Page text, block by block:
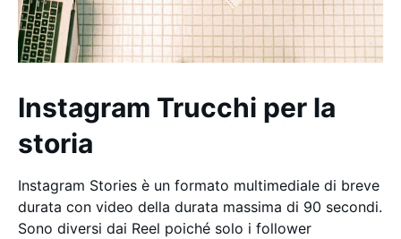
Instagram Trucchi per la
storia
Instagram Stories è un formato multimediale di breve
durata con video della durata massima di 90 secondi.
Sono diversi dai Reel poiché solo i follower